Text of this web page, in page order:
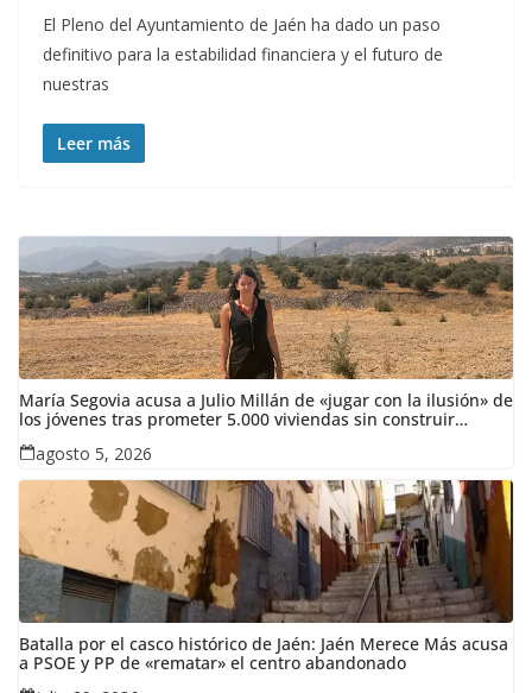
El Pleno del Ayuntamiento de Jaén ha dado un paso
definitivo para la estabilidad financiera y el futuro de
nuestras
Leer más
María Segovia acusa a Julio Millán de «jugar con la ilusión» de
los jóvenes tras prometer 5.000 viviendas sin construir
ninguna en siete años
agosto 5, 2026
Batalla por el casco histórico de Jaén: Jaén Merece Más acusa
a PSOE y PP de «rematar» el centro abandonado